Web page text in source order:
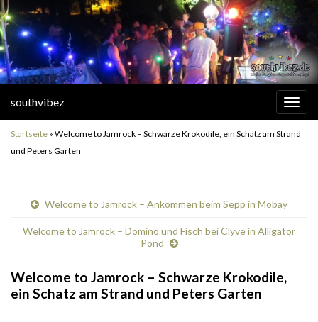
southvibez
Startseite » Welcome to Jamrock – Schwarze Krokodile, ein Schatz am Strand
und Peters Garten
Welcome to Jamrock – Ankommen beim Sepp in Mobay
Welcome to Jamrock – Domino und Fisch bei Clyve in Alligator
Pond
Welcome to Jamrock – Schwarze Krokodile,
ein Schatz am Strand und Peters Garten